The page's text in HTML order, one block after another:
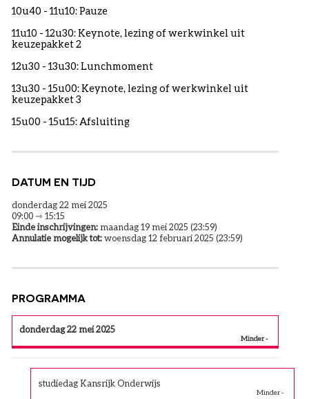
10u40 - 11u10: Pauze
11u10 - 12u30: Keynote, lezing of werkwinkel uit
keuzepakket 2
12u30 - 13u30: Lunchmoment
13u30 - 15u00: Keynote, lezing of werkwinkel uit
keuzepakket 3
15u00 - 15u15: Afsluiting
DATUM EN TIJD
donderdag 22 mei 2025
09:00 ⇾ 15:15
Einde inschrijvingen: maandag 19 mei 2025 (23:59)
Annulatie mogelijk tot:woensdag 12 februari 2025 (23:59)
PROGRAMMA
donderdag 22 mei 2025
studiedag Kansrijk Onderwijs